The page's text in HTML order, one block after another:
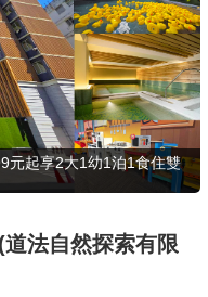
元起享2大1幼1泊1食住雙
法自然探索有限